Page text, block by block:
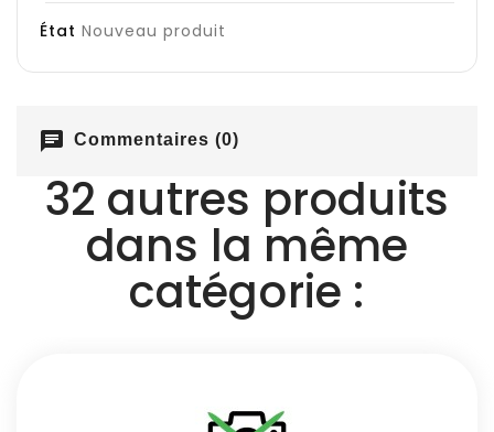
État Nouveau produit
chat Commentaires (0)
32 autres produits
dans la même
catégorie :